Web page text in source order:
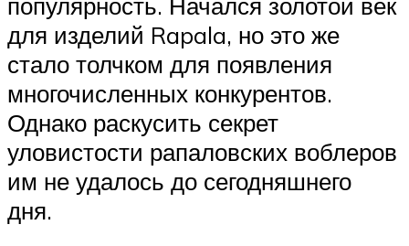
для изделий Rapala, но это же
стало толчком для появления
многочисленных конкурентов.
Однако раскусить секрет
уловистости рапаловских воблеров
им не удалось до сегодняшнего
дня.